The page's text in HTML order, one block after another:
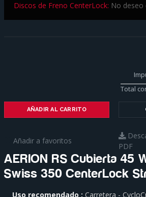
Discos de Freno CenterLock: No deseo
Total
AÑADIR AL CARRITO
Añadir a favoritos
PDF
AERION RS Cubierta 45
Swiss 350 CenterLock
Uso recomendado
Carretera -